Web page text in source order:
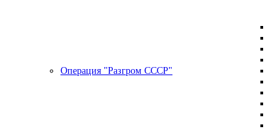
Операция "Разгром СССР"